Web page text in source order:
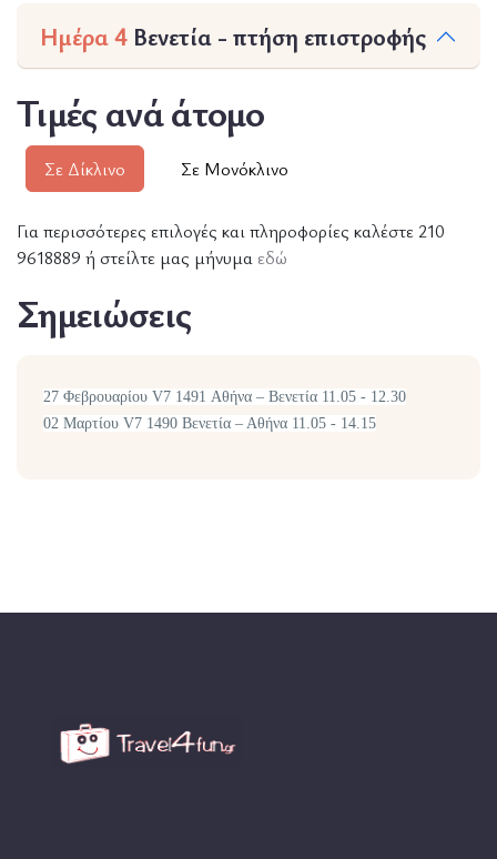
Ημέρα 4 Βενετία - πτήση επιστροφής
Τιμές ανά άτομο
Σε Δίκλινο Σε Μονόκλινο
Για περισσότερες επιλογές και πληροφορίες καλέστε 210
9618889 ή στείλτε μας μήνυμα εδώ
Σημειώσεις
27 Φεβρουαρίου V7 1491 Αθήνα – Βενετία 11.05 - 12.30
02 Μαρτίου V7 1490 Βενετία – Αθήνα 11.05 - 14.15